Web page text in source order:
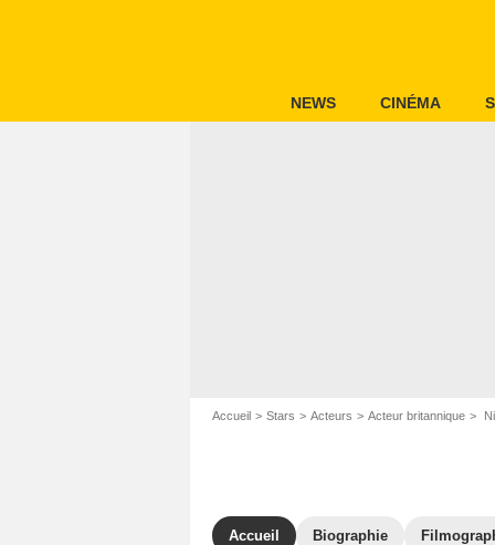
NEWS CINÉMA
Accueil Stars Acteurs Acteur britannique
Accueil Biographie